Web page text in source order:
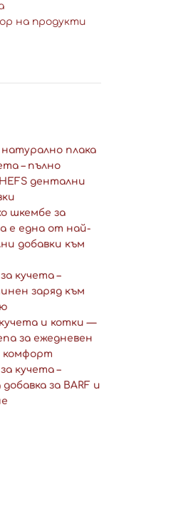
на продукти
плака
– пълно
дентални
шкембе за
е една от най-
добавки към
кучета –
заряд към
и котки —
за ежедневен
комфорт
кучета –
за BARF и